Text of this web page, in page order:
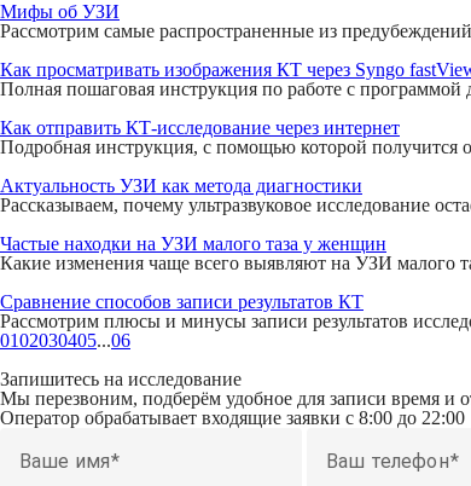
Мифы об УЗИ
Рассмотрим самые распространенные из
Как просматривать изображения КТ через Syngo
Полная пошаговая инструкция по работе с
Как отправить КТ-исследование через интернет
Подробная инструкция, с помощью которой получится
Актуальность УЗИ как метода диагностики
Рассказываем, почему ультразвуковое исследование
Частые находки на УЗИ малого таза у женщин
Какие изменения чаще всего выявляют на УЗИ малого
Сравнение способов записи результатов КТ
Рассмотрим плюсы и минусы записи результатов
0102030405...06
Запишитесь на исследование
Мы перезвоним, подберём удобное для записи время и
Оператор обрабатывает входящие заявки с 8:00 до 22:00
Ваше имя Ваш телефон